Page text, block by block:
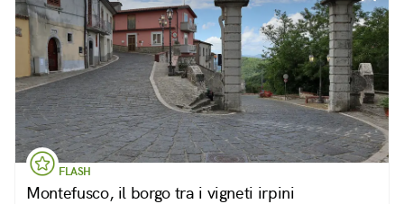
FLASH
Montefusco, il borgo tra i vigneti irpini